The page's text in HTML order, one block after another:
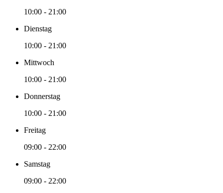
10:00 - 21:00
Dienstag
10:00 - 21:00
Mittwoch
10:00 - 21:00
Donnerstag
10:00 - 21:00
Freitag
09:00 - 22:00
Samstag
09:00 - 22:00